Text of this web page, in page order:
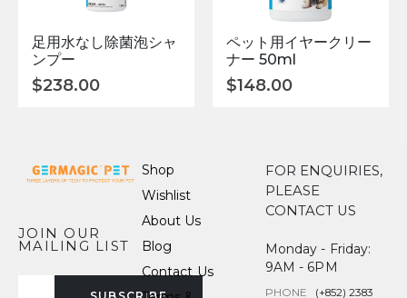
足用水なし除菌泡シャ
ンプー
$238.00
ペット用イヤークリー
ナー 50ml
$148.00
JOIN OUR
MAILING LIST
Shop
Wishlist
About Us
Blog
Contact Us
FOR ENQUIRIES,
PLEASE
CONTACT US
Monday - Friday:
9AM - 6PM
PHONE (+852) 2383